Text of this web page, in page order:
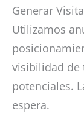
Generar
Utilizamos
visibilidad de
potenciales.
espera.